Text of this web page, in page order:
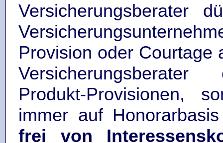
Versicherungsberater
Provision oder Courtage
Produkt-Provisionen,
immer auf
frei von